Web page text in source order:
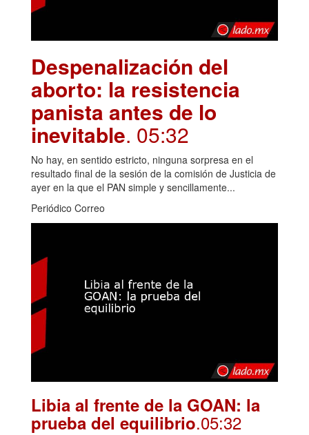
Despenalización del
aborto: la resistencia
panista antes de lo
inevitable. 05:32
No hay, en sentido estricto, ninguna sorpresa en el
resultado final de la sesión de la comisión de Justicia de
ayer en la que el PAN simple y sencillamente...
Periódico Correo
Libia al frente de la GOAN: la
prueba del equilibrio.05:32